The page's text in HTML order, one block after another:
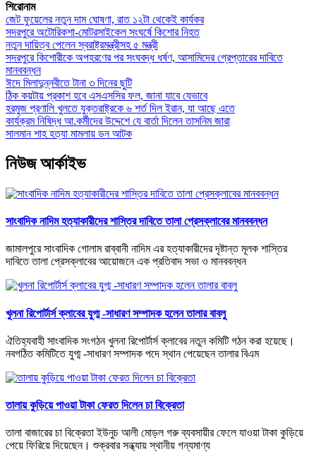
শিরোনাম
জেট ফুয়েলের নতুন দাম ঘোষণা, রাত ১২টা থেকেই কার্যকর
সদরপুরে অটোরিকশা-মোটরসাইকেল সংঘর্ষে কিশোর নিহত
নতুন দায়িত্ব পেলেন স্বরাষ্ট্রমন্ত্রীসহ ৫ মন্ত্রী
সদরপুরে কিশোরীকে অপহরণের পর সংঘবদ্ধ ধর্ষণ, আসামিদের গ্রেপ্তারের দাবিতে
মানববন্ধন
ঈদে মিলাদুন্নবীতে টানা ৩ দিনের ছুটি
ঠিক কয়টায় প্রকাশ হবে এসএসসির ফল, জানা যাবে যেভাবে
হরমুজ প্রণালি খুলতে যুক্তরাষ্ট্রকে ৬ শর্ত দিল ইরান, যা আছে এতে
কার্যক্রম নিষিদ্ধ আ.কর্মীদের উদ্দেশে যে বার্তা দিলেন তাসনিম জারা
সালমান শাহ হত্যা মামলায় ডন আটক
নিউজ আর্কাইভ
সাংবাদিক নাদিম হত্যাকারীদের শাস্তির দাবিতে তালা প্রেসক্লাবের মানববন্ধন
জামালপুরে সাংবাদিক গোলাম রাব্বানী নাদিম এর হত্যাকারীদের দৃষ্টান্ত মূলক শাস্তির
দাবিতে তালা প্রেসক্লাবের আয়োজনে এক প্রতিবাদ সভা ও মানববন্ধন
খুলনা রিপোর্টার্স ক্লাবের যুগ্ম -সাধারণ সম্পাদক হলেন তালার বাবলু
ঐতিহ্যবাহী সাংবাদিক সংগঠন খুলনা রিপোর্টার্স ক্লাবের নতুন কমিটি গঠন করা হয়েছে।
নবগঠিত কমিটিতে যুগ্ম -সাধারণ সম্পাদক পদে স্থান পেয়েছেন তালার বিএম
তালায় কুড়িয়ে পাওয়া টাকা ফেরত দিলেন চা বিক্রেতা
তালা বাজারের চা বিক্রেতা ইউনুচ আলী মোড়ল গরু ব্যবসায়ীর ফেলে যাওয়া টাকা কুড়িয়ে
পেয়ে ফিরিয়ে দিয়েছেন। শুক্রবার সন্ধ্যায় স্থানীয় গন্যমাণ্য